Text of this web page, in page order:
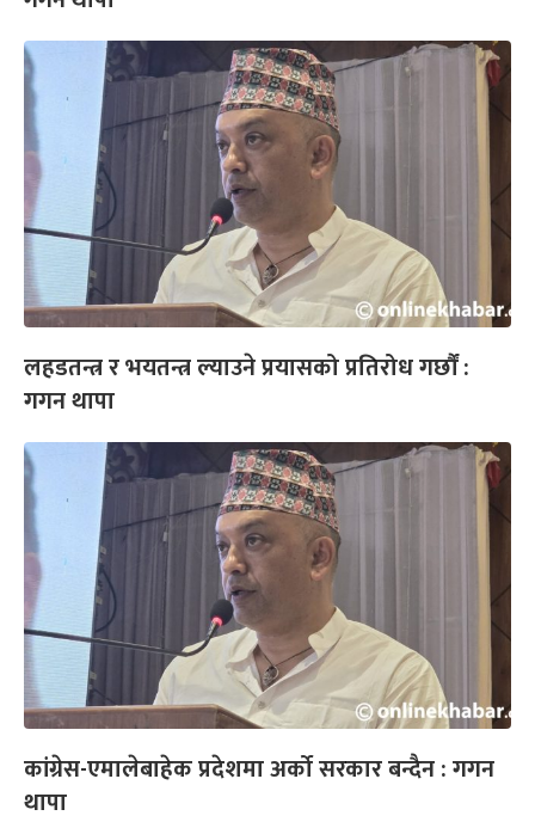
लहडतन्त्र र भयतन्त्र ल्याउने प्रयासको प्रतिरोध गर्छौं :
गगन थापा
कांग्रेस-एमालेबाहेक प्रदेशमा अर्को सरकार बन्दैन : गगन
थापा